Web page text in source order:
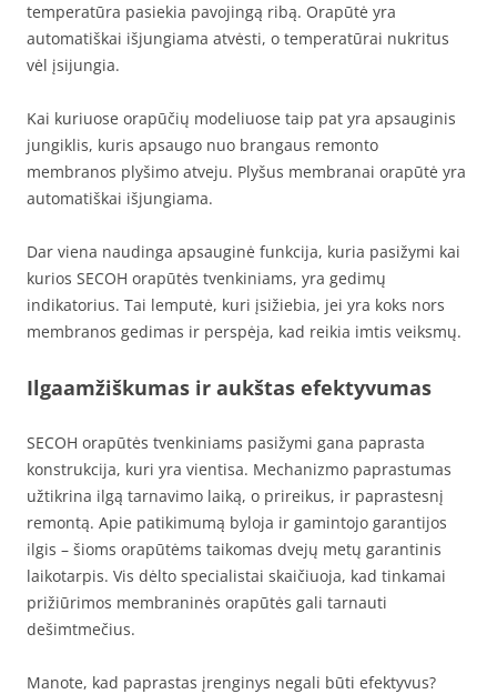
temperatūra pasiekia pavojingą ribą. Orapūtė yra
automatiškai išjungiama atvėsti, o temperatūrai nukritus
vėl įsijungia.
Kai kuriuose orapūčių modeliuose taip pat yra apsauginis
jungiklis, kuris apsaugo nuo brangaus remonto
membranos plyšimo atveju. Plyšus membranai orapūtė yra
automatiškai išjungiama.
Dar viena naudinga apsauginė funkcija, kuria pasižymi kai
kurios SECOH orapūtės tvenkiniams, yra gedimų
indikatorius. Tai lemputė, kuri įsižiebia, jei yra koks nors
membranos gedimas ir perspėja, kad reikia imtis veiksmų.
Ilgaamžiškumas ir aukštas efektyvumas
SECOH orapūtės tvenkiniams pasižymi gana paprasta
konstrukcija, kuri yra vientisa. Mechanizmo paprastumas
užtikrina ilgą tarnavimo laiką, o prireikus, ir paprastesnį
remontą. Apie patikimumą byloja ir gamintojo garantijos
ilgis – šioms orapūtėms taikomas dvejų metų garantinis
laikotarpis. Vis dėlto specialistai skaičiuoja, kad tinkamai
prižiūrimos membraninės orapūtės gali tarnauti
dešimtmečius.
Manote, kad paprastas įrenginys negali būti efektyvus?